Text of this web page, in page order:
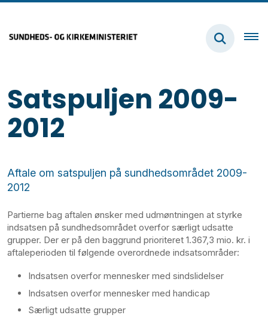
Satspuljen 2009-
2012
Aftale om satspuljen på sundhedsområdet 2009-
2012
Partierne bag aftalen ønsker med udmøntningen at styrke
indsatsen på sundhedsområdet overfor særligt udsatte
grupper. Der er på den baggrund prioriteret 1.367,3 mio. kr. i
aftaleperioden til følgende overordnede indsatsområder:
Indsatsen overfor mennesker med sindslidelser
Indsatsen overfor mennesker med handicap
Særligt udsatte grupper